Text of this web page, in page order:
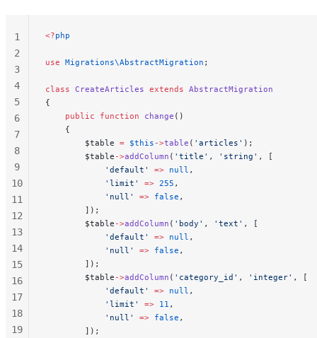
<?php
use Migrations\AbstractMigration ;
class CreateArticles extends AbstractMigration
{
    public
function change ()
    {
        $table
= $this ->table ( 'articles' );
        $table
->addColumn ( 'title' , 'string' , [
            'default'
=> null ,
            'limit'
=> 255 ,
            'null'
=> false ,
        ]);
        $table
->addColumn ( 'body' , 'text' , [
            'default'
=> null ,
            'null'
=> false ,
        ]);
        $table
->addColumn ( 'category_id' , 'integer' , [
            'default'
=> null ,
            'limit'
=> 11 ,
            'null'
=> false ,
        ]);
1
2
3
4
5
6
7
8
9
10
11
12
13
14
15
16
17
18
19